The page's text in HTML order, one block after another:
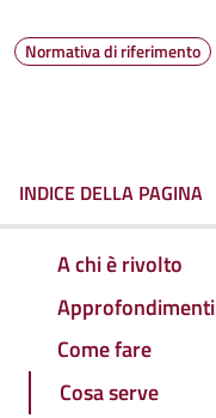
Normativa di riferimento
INDICE DELLA PAGINA
A chi è rivolto
Approfondimenti
Come fare
Cosa serve